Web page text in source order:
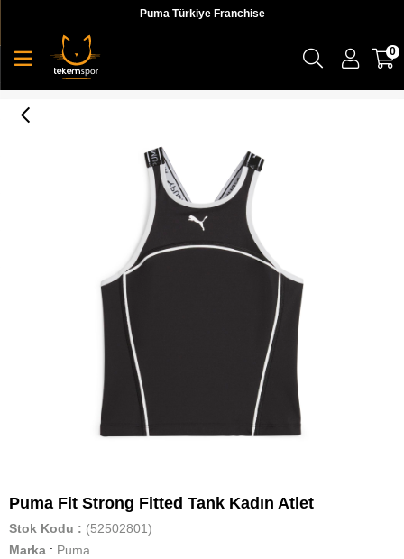
Puma Türkiye Franchise
0
Puma Fit Strong Fitted Tank Kadın Atlet
Stok Kodu
(52502801)
Marka : Puma